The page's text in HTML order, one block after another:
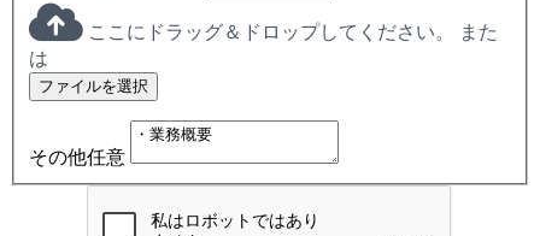
ここにドラッグ＆ドロップしてください。
また
は
ファイルを選択
その他任意